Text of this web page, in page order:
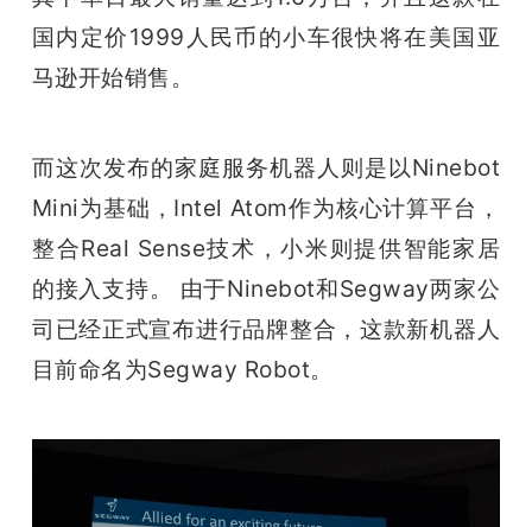
心
GAIR
题
爱
搞
国内定价1999人民币的小车很快将在美国亚
马逊开始销售。
而这次发布的家庭服务机器人则是以Ninebot
Mini为基础，Intel Atom作为核心计算平台，
整合Real Sense技术，小米则提供智能家居
的接入支持。 由于Ninebot和Segway两家公
司已经正式宣布进行品牌整合，这款新机器人
目前命名为Segway Robot。